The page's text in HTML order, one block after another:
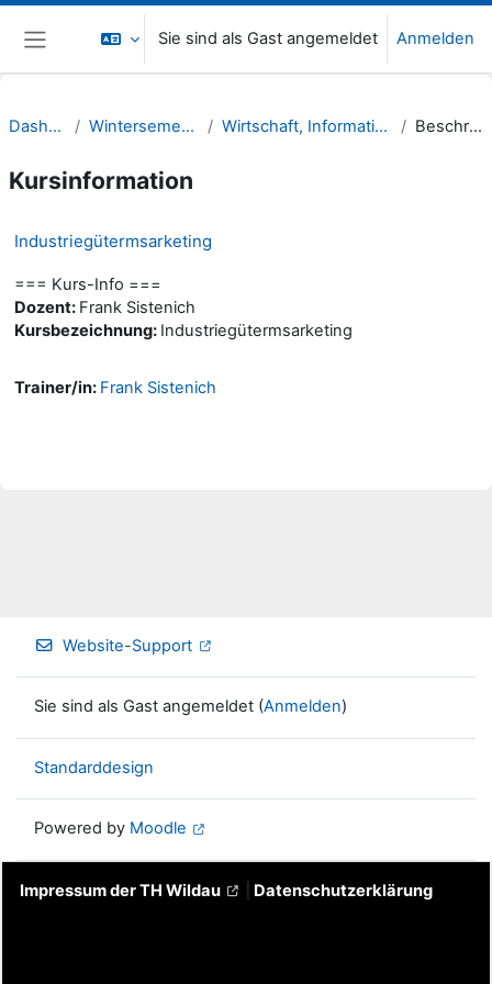
Zum Hauptinhalt
Website-Übersicht
Sie sind als Gast angemeldet Anmelden
Dashboard Wintersemester 21/22 Wirtschaft, Informatik, Recht (WIR) Beschreibung
Kursinformation
Industriegütermsarketing
=== Kurs-Info ===
Dozent: Frank Sistenich
Kursbezeichnung: Industriegütermsarketing
Trainer/in: Frank Sistenich
Website-Support
Sie sind als Gast angemeldet (Anmelden)
Standarddesign
Powered by Moodle
Impressum der TH Wildau Datenschutzerklärung